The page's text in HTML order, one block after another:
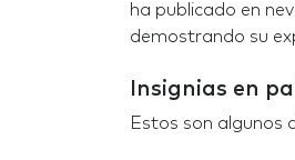
ha publicado en
demostrando su
Insignias en
Estos son algunos